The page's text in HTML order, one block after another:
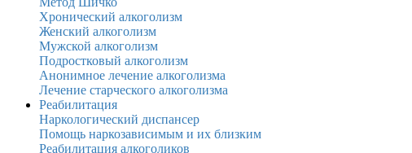
Хронический алкоголизм
Женский алкоголизм
Мужской алкоголизм
Подростковый алкоголизм
Анонимное лечение алкоголизма
Лечение старческого алкоголизма
Реабилитация
Наркологический диспансер
Помощь наркозависимым и их близким
Реабилитация алкоголиков